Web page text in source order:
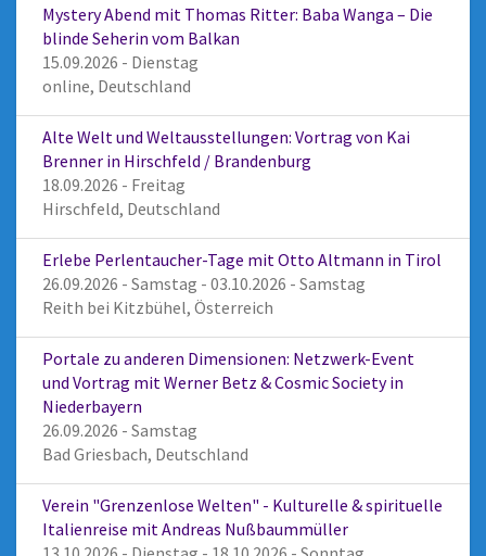
Mystery Abend mit Thomas Ritter: Baba Wanga – Die
blinde Seherin vom Balkan
15.09.2026 - Dienstag
online, Deutschland
Alte Welt und Weltausstellungen: Vortrag von Kai
Brenner in Hirschfeld / Brandenburg
18.09.2026 - Freitag
Hirschfeld, Deutschland
Erlebe Perlentaucher-Tage mit Otto Altmann in Tirol
26.09.2026 - Samstag - 03.10.2026 - Samstag
Reith bei Kitzbühel, Österreich
Portale zu anderen Dimensionen: Netzwerk-Event
und Vortrag mit Werner Betz & Cosmic Society in
Niederbayern
26.09.2026 - Samstag
Bad Griesbach, Deutschland
Verein "Grenzenlose Welten" - Kulturelle & spirituelle
Italienreise mit Andreas Nußbaummüller